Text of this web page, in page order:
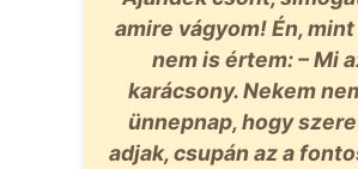
amire vágyom! Én,
nem is értem: – Mi
karácsony. Nekem
ünnepnap, hogy
adjak, csupán az a